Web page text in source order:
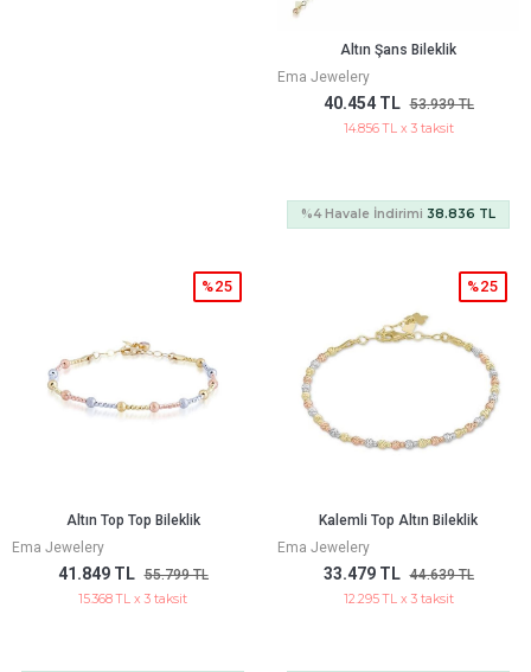
Altın Şans Bileklik
Ema Jewelery
40.454 TL 53.939 TL
14.856 TL x 3 taksit
%4 Havale İndirimi 38.836 TL
Altın Top Top Bileklik
Ema Jewelery
41.849 TL 55.799 TL
%25
15.368 TL x 3 taksit
Kalemli Top Altın Bileklik
Ema Jewelery
33.479 TL 44.639 TL
%25
12.295 TL x 3 taksit